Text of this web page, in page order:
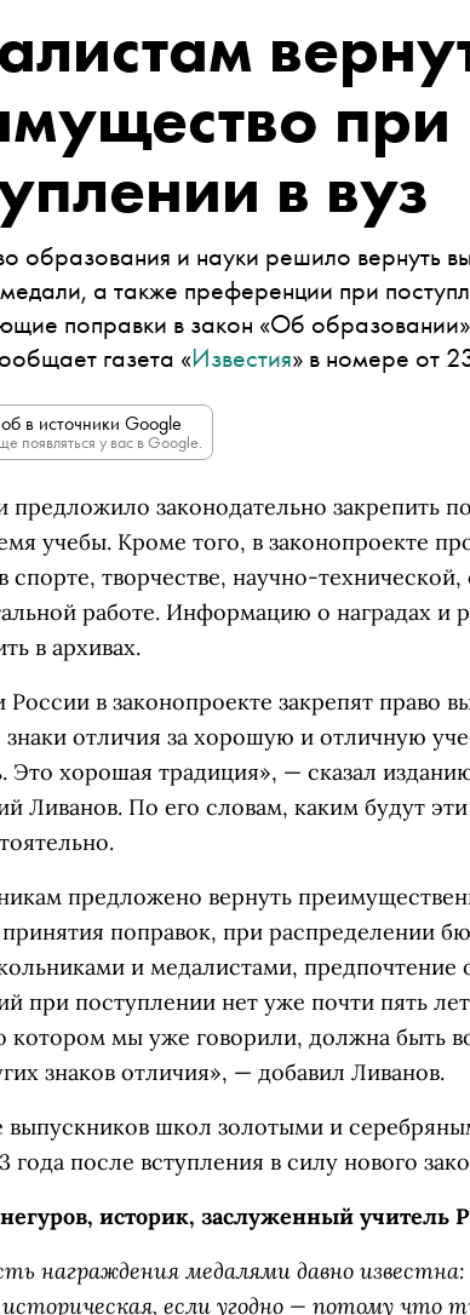
при
в вуз
образования и науки решило вернуть
а также преференции при
поправки в закон «Об
газета «Известия» в номере от
в источники Google
появляться у вас в Google.
законодательно закрепить
учебы. Кроме того, в законопроекте
спорте, творчестве, научно-
работе. Информацию о наградах и
в архивах.
России в законопроекте закрепят право
знаки отличия за хорошую и отличную
хорошая традиция», — сказал
Ливанов. По его словам, каким будут
предложено вернуть
принятия поправок, при распределении
и медалистами, предпочтение
при поступлении нет уже почти пять
котором мы уже говорили, должна быть
знаков отличия», — добавил Ливанов.
выпускников школ золотыми и
года после вступления в силу нового
историк, заслуженный учитель
награждения медалями давно
если угодно — потому что